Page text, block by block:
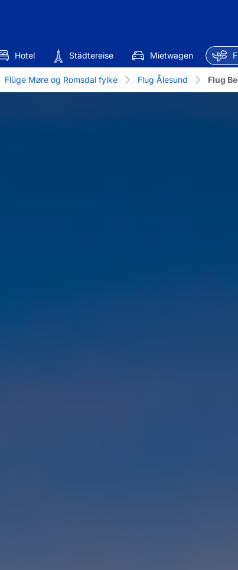
Hotel Städtereise Mietwagen
Flüge Møre og Romsdal fylke Flug Ålesund Flug